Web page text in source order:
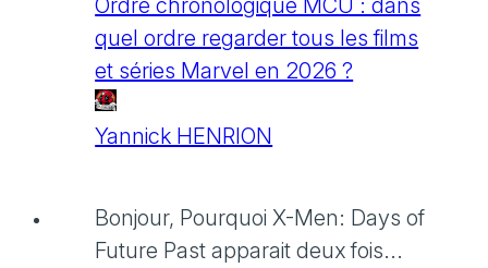
quel ordre regarder tous les films
et séries Marvel en 2026 ?
Yannick HENRION
Bonjour, Pourquoi X-Men: Days of
Future Past apparait deux fois...